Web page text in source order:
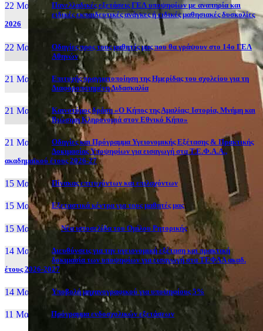
22 Μαι, 26
Πανελλαδικές εξετάσεις ΓΕΛ υποψηφίων με αναπηρία και
ειδικές εκπαιδευτικές ανάγκες ή ειδικές μαθησιακές δυσκολίες
2026
22 Μαι, 26
Οδηγίες προς τους μαθητές μας που θα γράψουν στο 14ο ΓΕΛ
Αθηνών
21 Μαι, 26
Επιτυχής πραγματοποίηση της Ημερίδας του σχολείου για τη
Διαφοροποιημένη Διδασκαλία
21 Μαι, 26
Καινοτόμος δράση «Ο Κήπος της Αμαλίας: Ιστορία, Μνήμη και
Βιώσιμη Κληρονομιά στον Εθνικό Κήπο»
21 Μαι, 26
Οδηγίες και Πρόγραμμα Υγειονομικής Εξέτασης & Πρακτικής
Δοκιμασίας Υποψηφίων για εισαγωγή στα Τ.Ε.Φ.Α.Α.,
ακαδημαϊκού έτους 2026-27
15 Μαι, 26 Πίνακας επιτυχόντων και επιλαχόντων
15 Μαι, 26 Εξεταστικά κέντρα για τους μαθητές μας
15 Μαι, 2026 Νέα ιστοσελίδα του Ομίλου Ρητορικής
14 Μαι, 26
Διευθύνσεις για την υγειονομική εξέταση και πρακτική
δοκιμασία των υποψηφίων για εισαγωγή στα ΤΕΦΑΑ ακαδ.
έτους 2026-2027
14 Μαι, 26 Yποβολή μηχανογραφικού για υποψηφίους 5%
11 Μαι, 26 Πρόγραμμα ενδοσχολικών εξετάσεων